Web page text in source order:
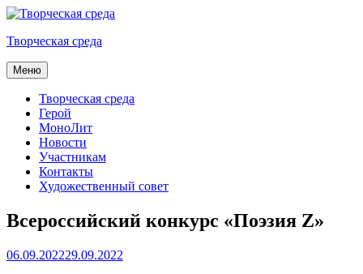
Skip
content
Творческая среда
Меню
Творческая среда
Герой
МоноЛит
Новости
Участникам
Контакты
Художественный совет
Всероссийский конкурс «Поэзия Z»
Posted
06.09.202229.09.2022